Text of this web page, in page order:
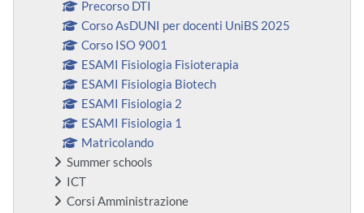
Precorso DTI
Corso AsDUNI per docenti UniBS 2025
Corso ISO 9001
ESAMI Fisiologia Fisioterapia
ESAMI Fisiologia Biotech
ESAMI Fisiologia 2
ESAMI Fisiologia 1
Matricolando
Summer schools
ICT
Corsi Amministrazione